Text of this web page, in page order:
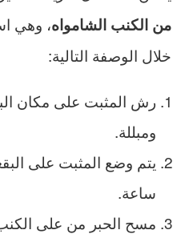
من الكنب الشامواه، وهي
خلال الوصفة التالية:
رش المثبت على مكان
ومبللة.
يتم وضع المثبت على
ساعة.
مسح الحبر من على